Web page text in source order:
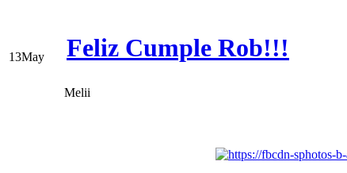
13May Feliz Cumple Rob!!!
Melii